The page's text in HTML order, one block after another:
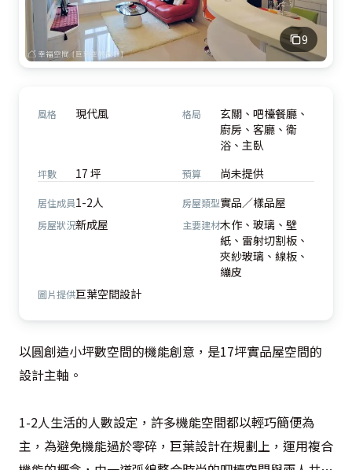
9
風格 現代風 格局
玄關、吧檯餐廳、
廚房、客廳、衛
浴、主臥
坪數 17 坪 預算 尚未提供
居住成員1-2人 房屋類型實品／樣品屋
房屋狀況新成屋 主要建材木作、玻璃、壁
紙、雷射切割板、
夾紗玻璃、線板、
繃皮
圖片提供巨葉空間設計
以圓創造小坪數空間的機能創意，是17坪實品屋空間的
設計主軸。
1-2人生活的人數設定，許多機能空間都以輕巧簡便為
主，為避免機能過於零碎，巨葉設計在規劃上，運用複合